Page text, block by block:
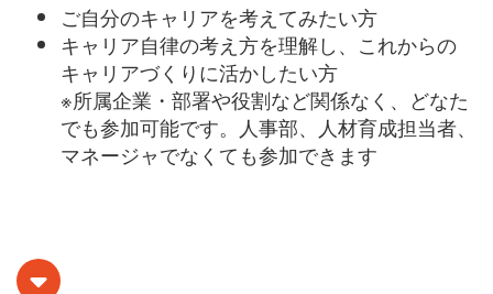
ご自分のキャリアを考えてみたい方
キャリア自律の考え方を理解し、これからの
キャリアづくりに活かしたい方
※所属企業・部署や役割など関係なく、どなた
でも参加可能です。人事部、人材育成担当者、
マネージャでなくても参加できます